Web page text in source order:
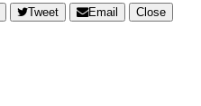
Tweet Email
Close